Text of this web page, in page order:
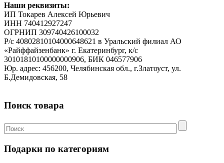
Наши реквизиты:
ИП Токарев Алексей Юрьевич
ИНН 740412927247
ОГРНИП 309740426100032
Р/с 40802810104000648621 в Уральский филиал АО
«Райффайзенбанк» г. Екатеринбург, к/с
30101810100000000906, БИК 046577906
Юр. адрес: 456200, Челябинская обл., г.Златоуст, ул.
Б.Демидовская, 58
Поиск товара
Подарки по категориям